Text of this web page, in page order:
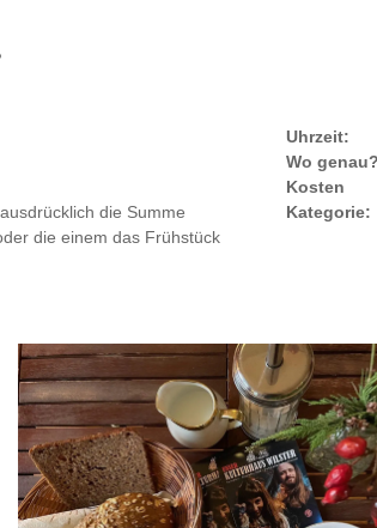
Uhrzeit:
Wo genau?
Kosten
die Summe
die einem das Frühstück
Kategorie: